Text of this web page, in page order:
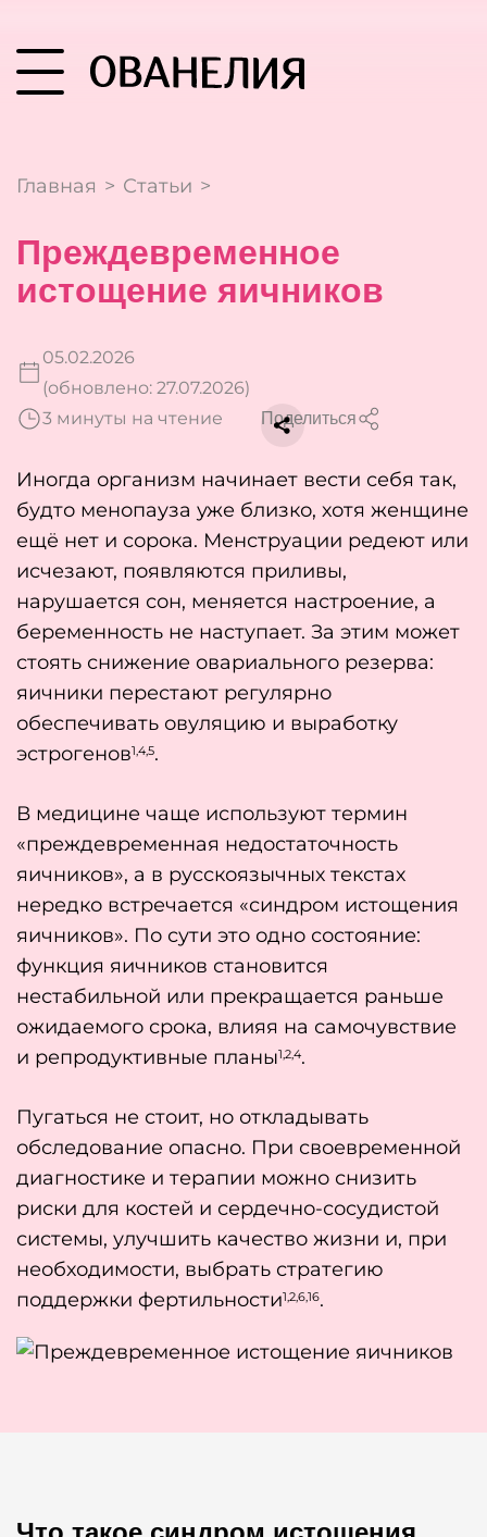
Главная > Статьи >
Преждевременное
истощение яичников
05.02.2026
(обновлено: 27.07.2026)
3 минуты на чтение
Поделиться
Иногда организм начинает вести себя так,
будто менопауза уже близко, хотя женщине
ещё нет и сорока. Менструации редеют или
исчезают, появляются приливы,
нарушается сон, меняется настроение, а
беременность не наступает. За этим может
стоять снижение овариального резерва:
яичники перестают регулярно
обеспечивать овуляцию и выработку
эстрогенов1,4,5.
В медицине чаще используют термин
«преждевременная недостаточность
яичников», а в русскоязычных текстах
нередко встречается «синдром истощения
яичников». По сути это одно состояние:
функция яичников становится
нестабильной или прекращается раньше
ожидаемого срока, влияя на самочувствие
и репродуктивные планы1,2,4.
Пугаться не стоит, но откладывать
обследование опасно. При своевременной
диагностике и терапии можно снизить
риски для костей и сердечно-сосудистой
системы, улучшить качество жизни и, при
необходимости, выбрать стратегию
поддержки фертильности1,2,6,16.